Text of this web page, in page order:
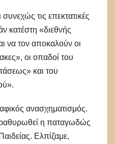
τις επεκτατικές
κατέστη «διεθνής
να τον αποκαλούν οι
οι οπαδοί του
και του
ανασχηματισμός.
η παταγωδώς
Ελπίζαμε,